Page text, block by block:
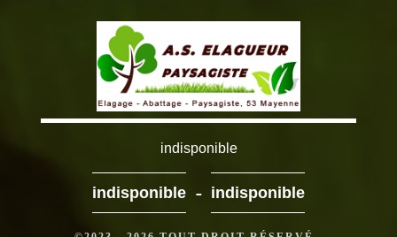
indisponible
indisponible - indisponible